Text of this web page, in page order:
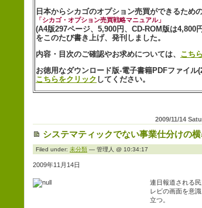
日本からシカゴのオプション売買ができるため
「シカゴ・オプション売買戦略マニュアル」
(A4版297ページ、5,900円、CD-ROM版は4,800
をこのたび書き上げ、発刊しました。
内容・目次のご確認やお求めについては、 こち
お徳用なダウンロード版-電子書籍PDFファイル
こちらをクリック してください。
2009/11/14
システマティックでない事業仕分けの
Filed under: 未分類 — 管理人 @ 10:34:17
2009年11月14日
連日報道される
レビの画面を意
立つ。